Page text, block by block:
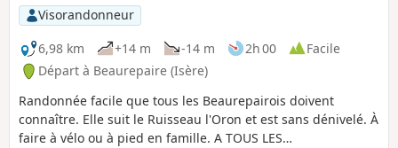
Visorandonneur
6,98 km
+14 m -14 m 2h 00
Facile
Départ à Beaurepaire (Isère)
Randonnée facile que tous les Beaurepairois doivent
connaître. Elle suit le Ruisseau l'Oron et est sans dénivelé. À
faire à vélo ou à pied en famille. A TOUS LES